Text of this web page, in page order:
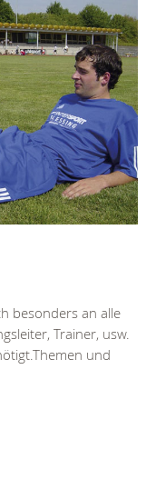
besonders an alle
Trainer, usw.
und